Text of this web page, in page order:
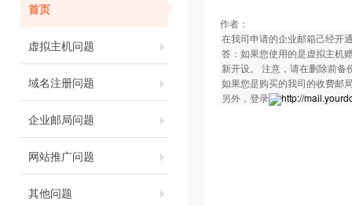
首页
虚拟主机问题
域名注册问题
企业邮局问题
网站推广问题
其他问题
作者：
在我司申请的企业邮箱己经开
答：如果您使用的是虚拟主机
新开设。 注意，请在删除前备
如果您是购买的我司的收费邮
另外，登录
http://